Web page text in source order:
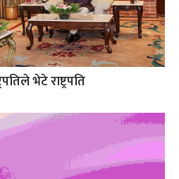
भेटे राष्ट्रपति